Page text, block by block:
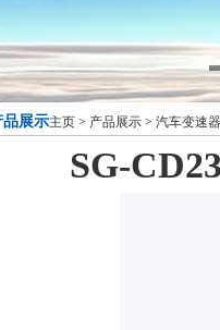
品展示主页 > 产品展示 > 汽车变速
SG-